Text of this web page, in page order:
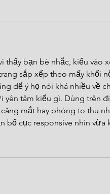
thấy bạn bè nhắc, kiểu vào
sắp xếp theo mấy khối
để ý họ nói khá nhiều về
yên tâm kiểu gì. Dùng trên
mắt hay phóng to thu
bố cục responsive nhìn vừa